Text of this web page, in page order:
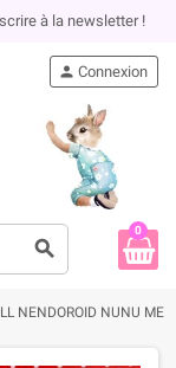
à la newsletter !
search
person Connexion
0
NENDOROID NUNU